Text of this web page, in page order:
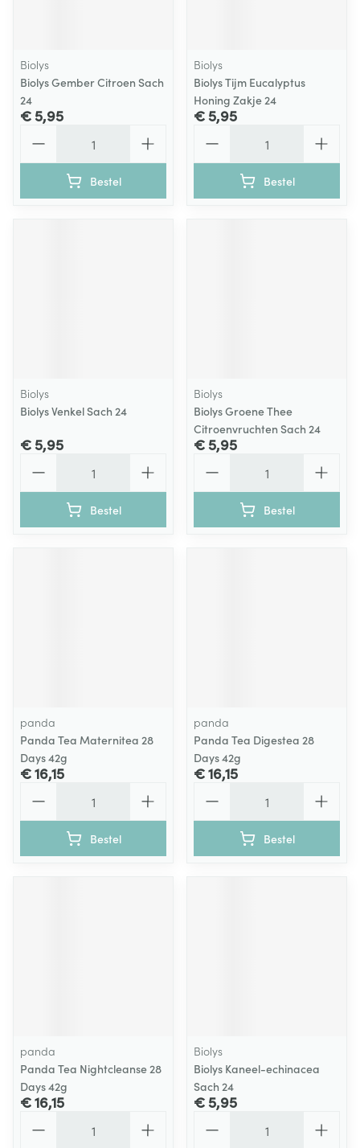
Biolys
Biolys Gember Citroen Sach
24
€ 5,95
Bestel
Biolys
Biolys Tijm Eucalyptus
Honing Zakje 24
€ 5,95
Bestel
Biolys
Biolys Venkel Sach 24
€ 5,95
Bestel
Biolys
Biolys Groene Thee
Citroenvruchten Sach 24
€ 5,95
Bestel
panda
Panda Tea Maternitea 28
Days 42g
€ 16,15
Bestel
panda
Panda Tea Digestea 28
Days 42g
€ 16,15
Bestel
panda
Panda Tea Nightcleanse 28
Days 42g
€ 16,15
Biolys
Biolys Kaneel-echinacea
Sach 24
€ 5,95